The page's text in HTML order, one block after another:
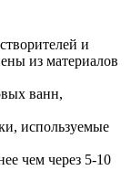
и
из материалов
ванн,
используемые
чем через 5-10